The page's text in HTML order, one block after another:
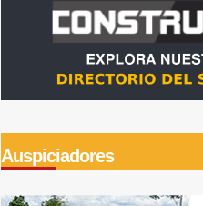
Auspiciadores